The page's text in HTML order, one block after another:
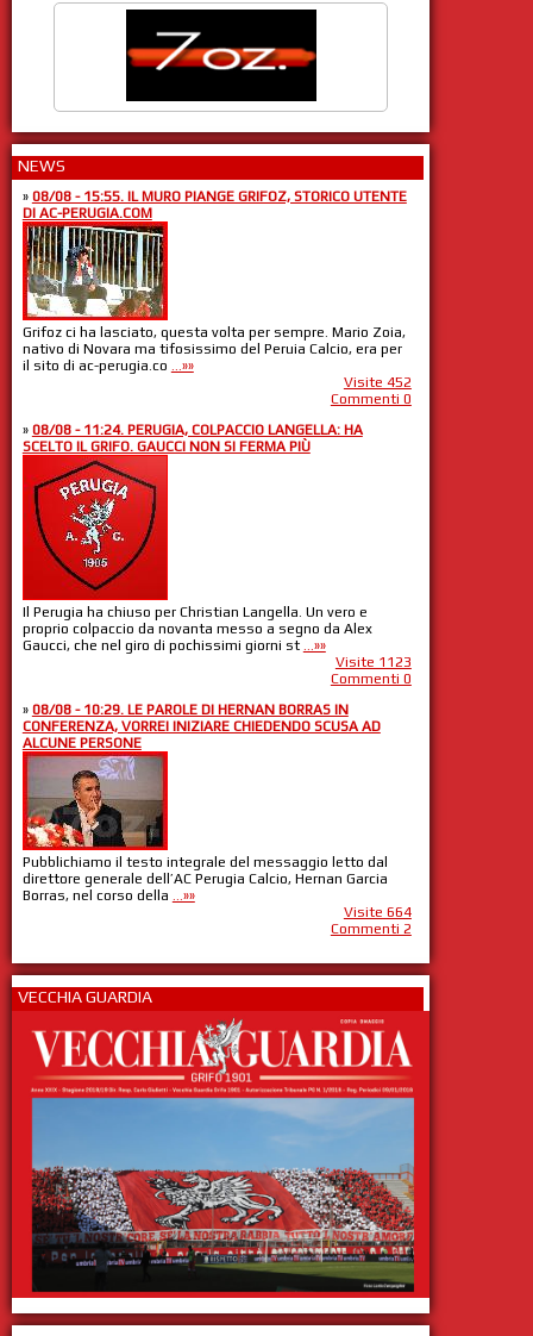
NEWS
» 08/08 - 15:55. IL MURO PIANGE GRIFOZ, STORICO UTENTE
DI AC-PERUGIA.COM
Grifoz ci ha lasciato, questa volta per sempre. Mario Zoia,
nativo di Novara ma tifosissimo del Peruia Calcio, era per
il sito di ac-perugia.co ...»»
Visite 452
Commenti 0
» 08/08 - 11:24. PERUGIA, COLPACCIO LANGELLA: HA
SCELTO IL GRIFO. GAUCCI NON SI FERMA PIÙ
Il Perugia ha chiuso per Christian Langella. Un vero e
proprio colpaccio da novanta messo a segno da Alex
Gaucci, che nel giro di pochissimi giorni st ...»»
Visite 1123
Commenti 0
» 08/08 - 10:29. LE PAROLE DI HERNAN BORRAS IN
CONFERENZA, VORREI INIZIARE CHIEDENDO SCUSA AD
ALCUNE PERSONE
Pubblichiamo il testo integrale del messaggio letto dal
direttore generale dell’AC Perugia Calcio, Hernan Garcia
Borras, nel corso della ...»»
Visite 664
Commenti 2
VECCHIA GUARDIA